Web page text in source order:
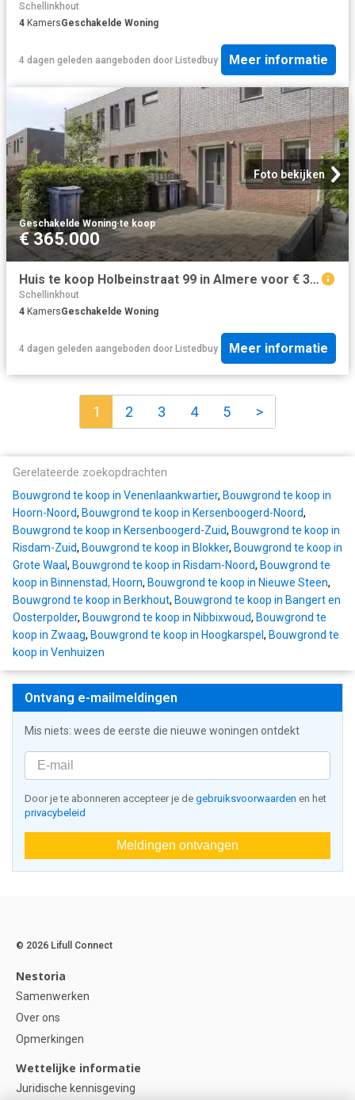
Schellinkhout
4 KamersGeschakelde Woning
4 dagen geleden aangeboden door Listedbuy Meer informatie
Foto bekijken
Geschakelde Woning·te koop
€ 365.000
Huis te koop Holbeinstraat 99 in Almere voor € 365.000
Schellinkhout
4 KamersGeschakelde Woning
4 dagen geleden aangeboden door Listedbuy Meer informatie
1 2 3 4 5 >
Gerelateerde zoekopdrachten
Bouwgrond te koop in Venenlaankwartier, Bouwgrond te koop in
Hoorn-Noord, Bouwgrond te koop in Kersenboogerd-Noord,
Bouwgrond te koop in Kersenboogerd-Zuid, Bouwgrond te koop in
Risdam-Zuid, Bouwgrond te koop in Blokker, Bouwgrond te koop in
Grote Waal, Bouwgrond te koop in Risdam-Noord, Bouwgrond te
koop in Binnenstad, Hoorn, Bouwgrond te koop in Nieuwe Steen,
Bouwgrond te koop in Berkhout, Bouwgrond te koop in Bangert en
Oosterpolder, Bouwgrond te koop in Nibbixwoud, Bouwgrond te
koop in Zwaag, Bouwgrond te koop in Hoogkarspel , Bouwgrond te
koop in Venhuizen
Ontvang e-mailmeldingen
Mis niets: wees de eerste die nieuwe woningen ontdekt
Door je te abonneren accepteer je de gebruiksvoorwaarden en het
privacybeleid
Meldingen ontvangen
© 2026 Lifull Connect
Nestoria
Samenwerken
Over ons
Opmerkingen
Wettelijke informatie
Juridische kennisgeving